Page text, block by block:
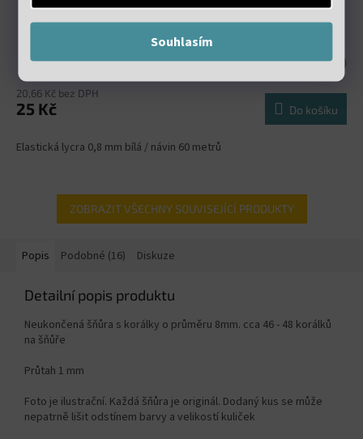
Souhlasím
Elastická lycra 0.8mm bílá návin 60 metrů
Skladem(211 ks)
20,66 Kč bez DPH
25 Kč Do košíku
Elastická lycra 0,8 mm bílá / návin 60 metrů
ZOBRAZIT VŠECHNY SOUVISEJÍCÍ PRODUKTY
Popis Podobné (16) Diskuze
Detailní popis produktu
Neukončená šňůra s korálky o průměru 8mm. cca 46 - 48 korálků
na šňůře
Průtah 1 mm
Foto je ilustrační. Každá šňůra je originál. Dodaný kus se může
nepatrně lišit odstínem barvy a velikostí kuliček